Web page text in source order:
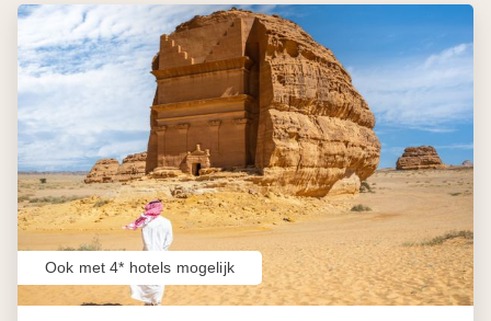
Ook met 4* hotels mogelijk